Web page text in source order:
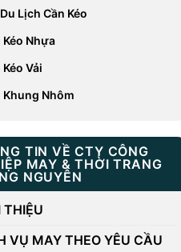
Lịch Cần Kéo
Kéo Nhựa
Kéo Vải
Khung Nhôm
TIN VỀ CTY CÔNG
MAY & THỜI TRANG
NGUYÊN
THIỆU
VỤ MAY THEO YÊU CẦU